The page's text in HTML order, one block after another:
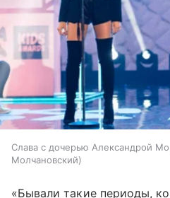
Слава с дочерью Александрой
Молчановский
«Бывали такие периоды,